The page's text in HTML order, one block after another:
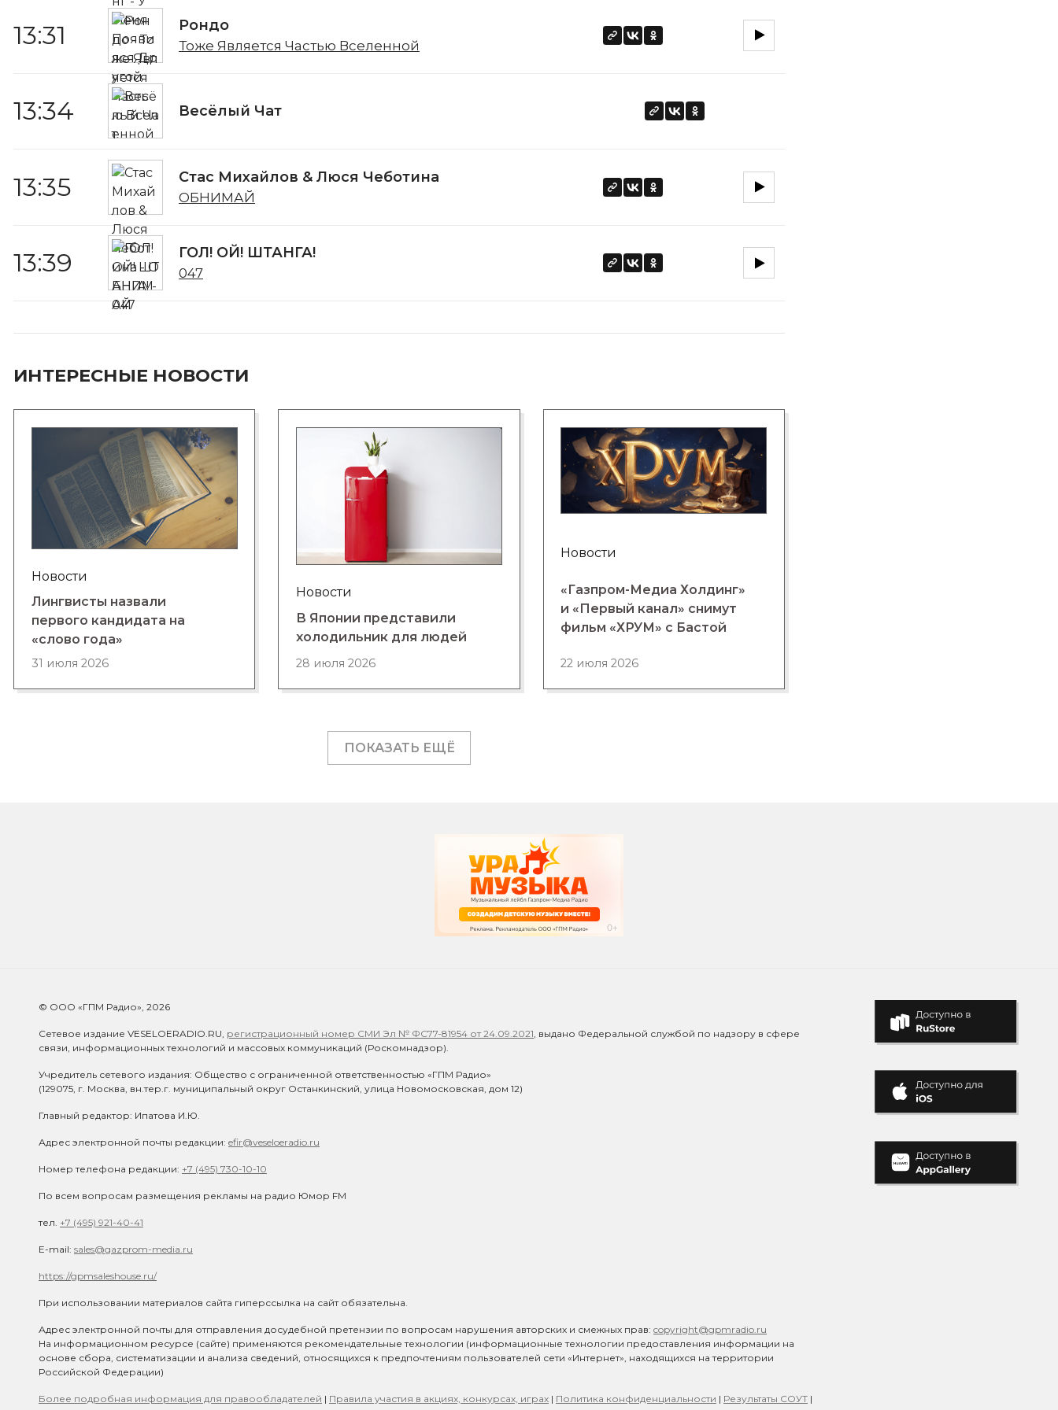
13:31 Рондо
Тоже Является Частью Вселенной
13:34 Весёлый Чат
13:35 Стас Михайлов & Люся Чеботина
ОБНИМАЙ
13:39 ГОЛ! ОЙ! ШТАНГА!
047
ИНТЕРЕСНЫЕ НОВОСТИ
Новости
Лингвисты назвали
первого кандидата на
«слово года»
31 июля 2026
Новости
В Японии представили
холодильник для людей
28 июля 2026
Новости
«Газпром-Медиа Холдинг»
и «Первый канал» снимут
фильм «ХРУМ» с Бастой
22 июля 2026
ПОКАЗАТЬ ЕЩЁ
© ООО «ГПМ Радио», 2026
Сетевое издание VESELOERADIO.RU, регистрационный номер СМИ Эл № ФС77-81954 от 24.09.2021 , выдано Федеральной службой по надзору в сфере
связи, информационных технологий и массовых коммуникаций (Роскомнадзор).
Учредитель сетевого издания: Общество с ограниченной ответственностью «ГПМ Радио»
(129075, г. Москва, вн.тер.г. муниципальный округ Останкинский, улица Новомосковская, дом 12)
Главный редактор: Ипатова И.Ю.
Адрес электронной почты редакции: efir@veseloeradio.ru
Номер телефона редакции: +7 (495) 730-10-10
По всем вопросам размещения рекламы на радио Юмор FM
тел. +7 (495) 921-40-41
E-mail: sales@gazprom-media.ru
https://gpmsaleshouse.ru/
При использовании материалов сайта гиперссылка на сайт обязательна.
Адрес электронной почты для отправления досудебной претензии по вопросам нарушения авторских и смежных прав: copyright@gpmradio.ru
На информационном ресурсе (сайте) применяются рекомендательные технологии (информационные технологии предоставления информации на
основе сбора, систематизации и анализа сведений, относящихся к предпочтениям пользователей сети «Интернет», находящихся на территории
Российской Федерации)
Более подробная информация для правообладателей | Правила участия в акциях, конкурсах, играх | Политика конфиденциальности | Результаты СОУТ |